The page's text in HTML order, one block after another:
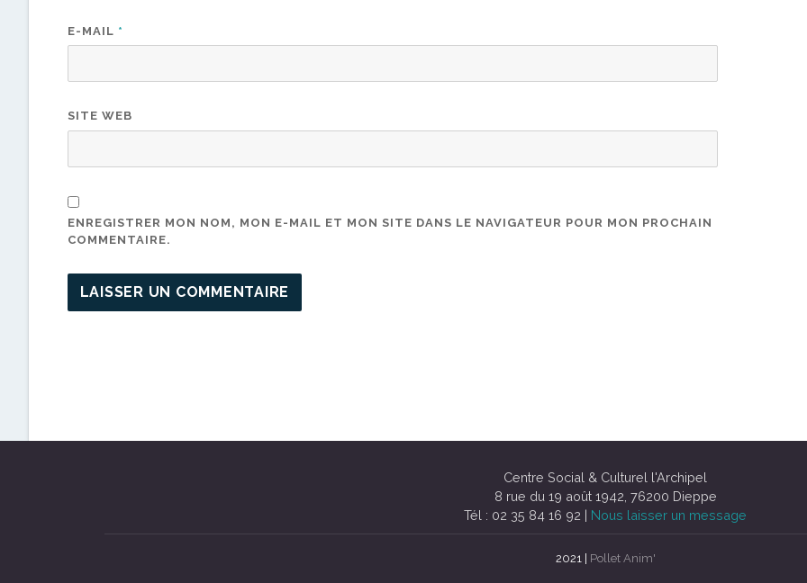
E-MAIL *
SITE WEB
ENREGISTRER MON NOM, MON E-MAIL ET MON SITE DANS LE NAVIGATEUR POUR MON PROCHAIN
COMMENTAIRE.
Centre Social & Culturel l'Archipel
8 rue du 19 août 1942, 76200 Dieppe
Tél : 02 35 84 16 92 | Nous laisser un message
2021 | Pollet Anim'